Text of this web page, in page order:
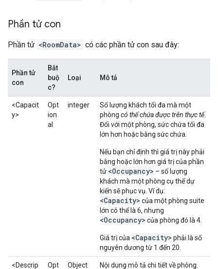
Phần tử con
Phần tử <RoomData> có các phần tử con sau đây:
Phần tử
con
Bắt
buộ
c?
Loại Mô tả
<Capacit
y>
Opt
ion
al
integer
Số lượng khách tối đa mà một
phòng có thể chứa được trên thực tế.
Đối với một phòng, sức chứa tối đa
lớn hơn hoặc bằng sức chứa.
Nếu bạn chỉ định thì giá trị này phải
bằng hoặc lớn hơn giá trị của phần
tử <Occupancy> – số lượng
khách mà một phòng cụ thể dự
kiến sẽ phục vụ. Ví dụ:
<Capacity> của một phòng suite
lớn có thể là 6, nhưng
<Occupancy> của phòng đó là 4.
Giá trị của <Capacity> phải là số
nguyên dương từ 1 đến 20.
<Descrip Opt Object Nội dung mô tả chi tiết về phòng.